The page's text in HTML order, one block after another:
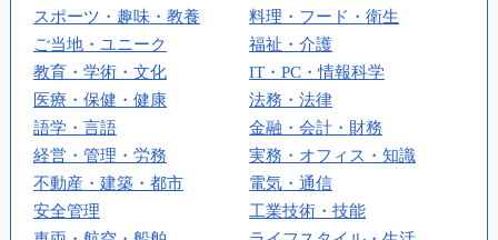
スポーツ・趣味・教養
料理・フード・衛生
ご当地・ユニーク
福祉・介護
教育・学術・文化
IT・PC・情報科学
医療・保健・健康
法務・法律
語学・言語
金融・会計・財務
経営・管理・労務
実務・オフィス・知識
不動産・建築・都市
電気・通信
安全管理
工業技術・技能